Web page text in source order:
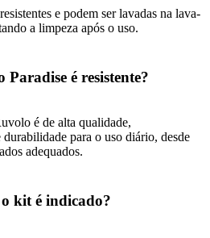
e podem ser lavadas na lava-
a limpeza após o uso.
é resistente?
é de alta qualidade,
para o uso diário, desde
adequados.
kit é indicado?